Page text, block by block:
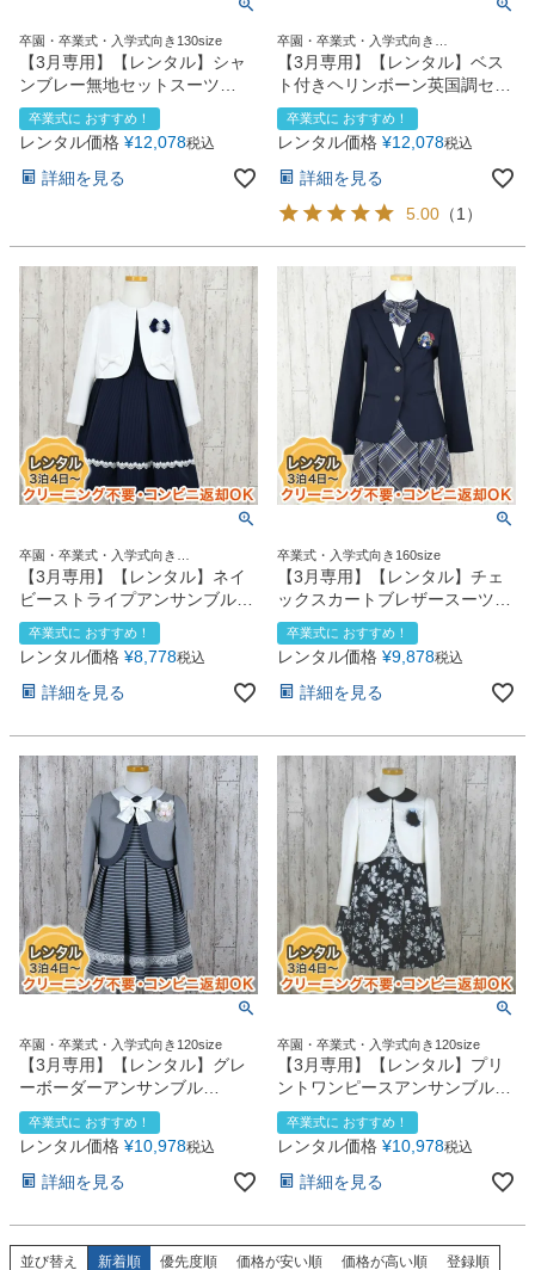
卒園・卒業式・入学式向き130size
【3月専用】【レンタル】シャ
ンブレー無地セットスーツ
（CAT895411）
卒業式に おすすめ！
レンタル価格 ¥12,078税込
詳細を見る
卒園・卒業式・入学式向き
110size130size
【3月専用】【レンタル】ベス
ト付きヘリンボーン英国調セッ
トスーツ（CAT885402）
卒業式に おすすめ！
レンタル価格 ¥12,078税込
詳細を見る
5.00 （1 ）
卒園・卒業式・入学式向き
120size130size
【3月専用】【レンタル】ネイ
ビーストライプアンサンブル
（CAT798391）
卒業式に おすすめ！
レンタル価格 ¥8,778税込
詳細を見る
卒業式・入学式向き160size
【3月専用】【レンタル】チェ
ックスカートブレザースーツセ
ット（CAT672590）
卒業式に おすすめ！
レンタル価格 ¥9,878税込
詳細を見る
卒園・卒業式・入学式向き120size
【3月専用】【レンタル】グレ
ーボーダーアンサンブル
（CAT898305）120cm
卒業式に おすすめ！
レンタル価格 ¥10,978税込
詳細を見る
卒園・卒業式・入学式向き120size
【3月専用】【レンタル】プリ
ントワンピースアンサンブル
（CAT898304）120cm
卒業式に おすすめ！
レンタル価格 ¥10,978税込
詳細を見る
並び替え 新着順 優先度順 価格が安い順 価格が高い順 登録順